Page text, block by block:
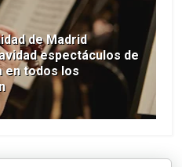
de Madrid
espectáculos de
en todos los